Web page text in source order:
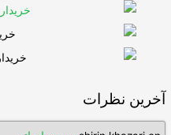
آخرین نظرات